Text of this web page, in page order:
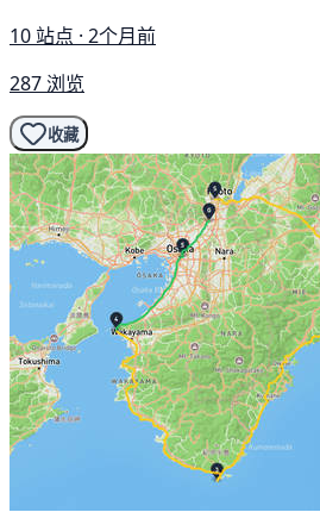
10 站点 · 2个月前
287 浏览
收藏